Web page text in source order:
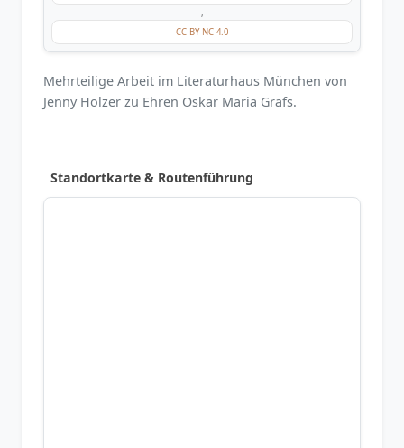
,
CC BY-NC 4.0
Mehrteilige Arbeit im Literaturhaus München von
Jenny Holzer zu Ehren Oskar Maria Grafs.
Standortkarte & Routenführung